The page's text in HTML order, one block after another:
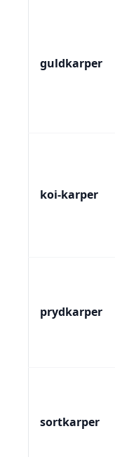
guldkarper
koi-karper
prydkarper
sortkarper